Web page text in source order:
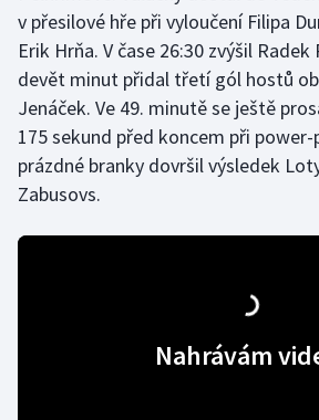
Futsal
Golf
Gymnastika
Házená
v přesilové hře při vyloučení Filipa
Erik Hrňa. V čase 26:30 zvýšil
devět minut přidal třetí gól hostů
Jenáček. Ve 49. minutě se ještě
175 sekund před koncem při power-
prázdné branky dovršil výsledek
Zabusovs.
Nahrávám